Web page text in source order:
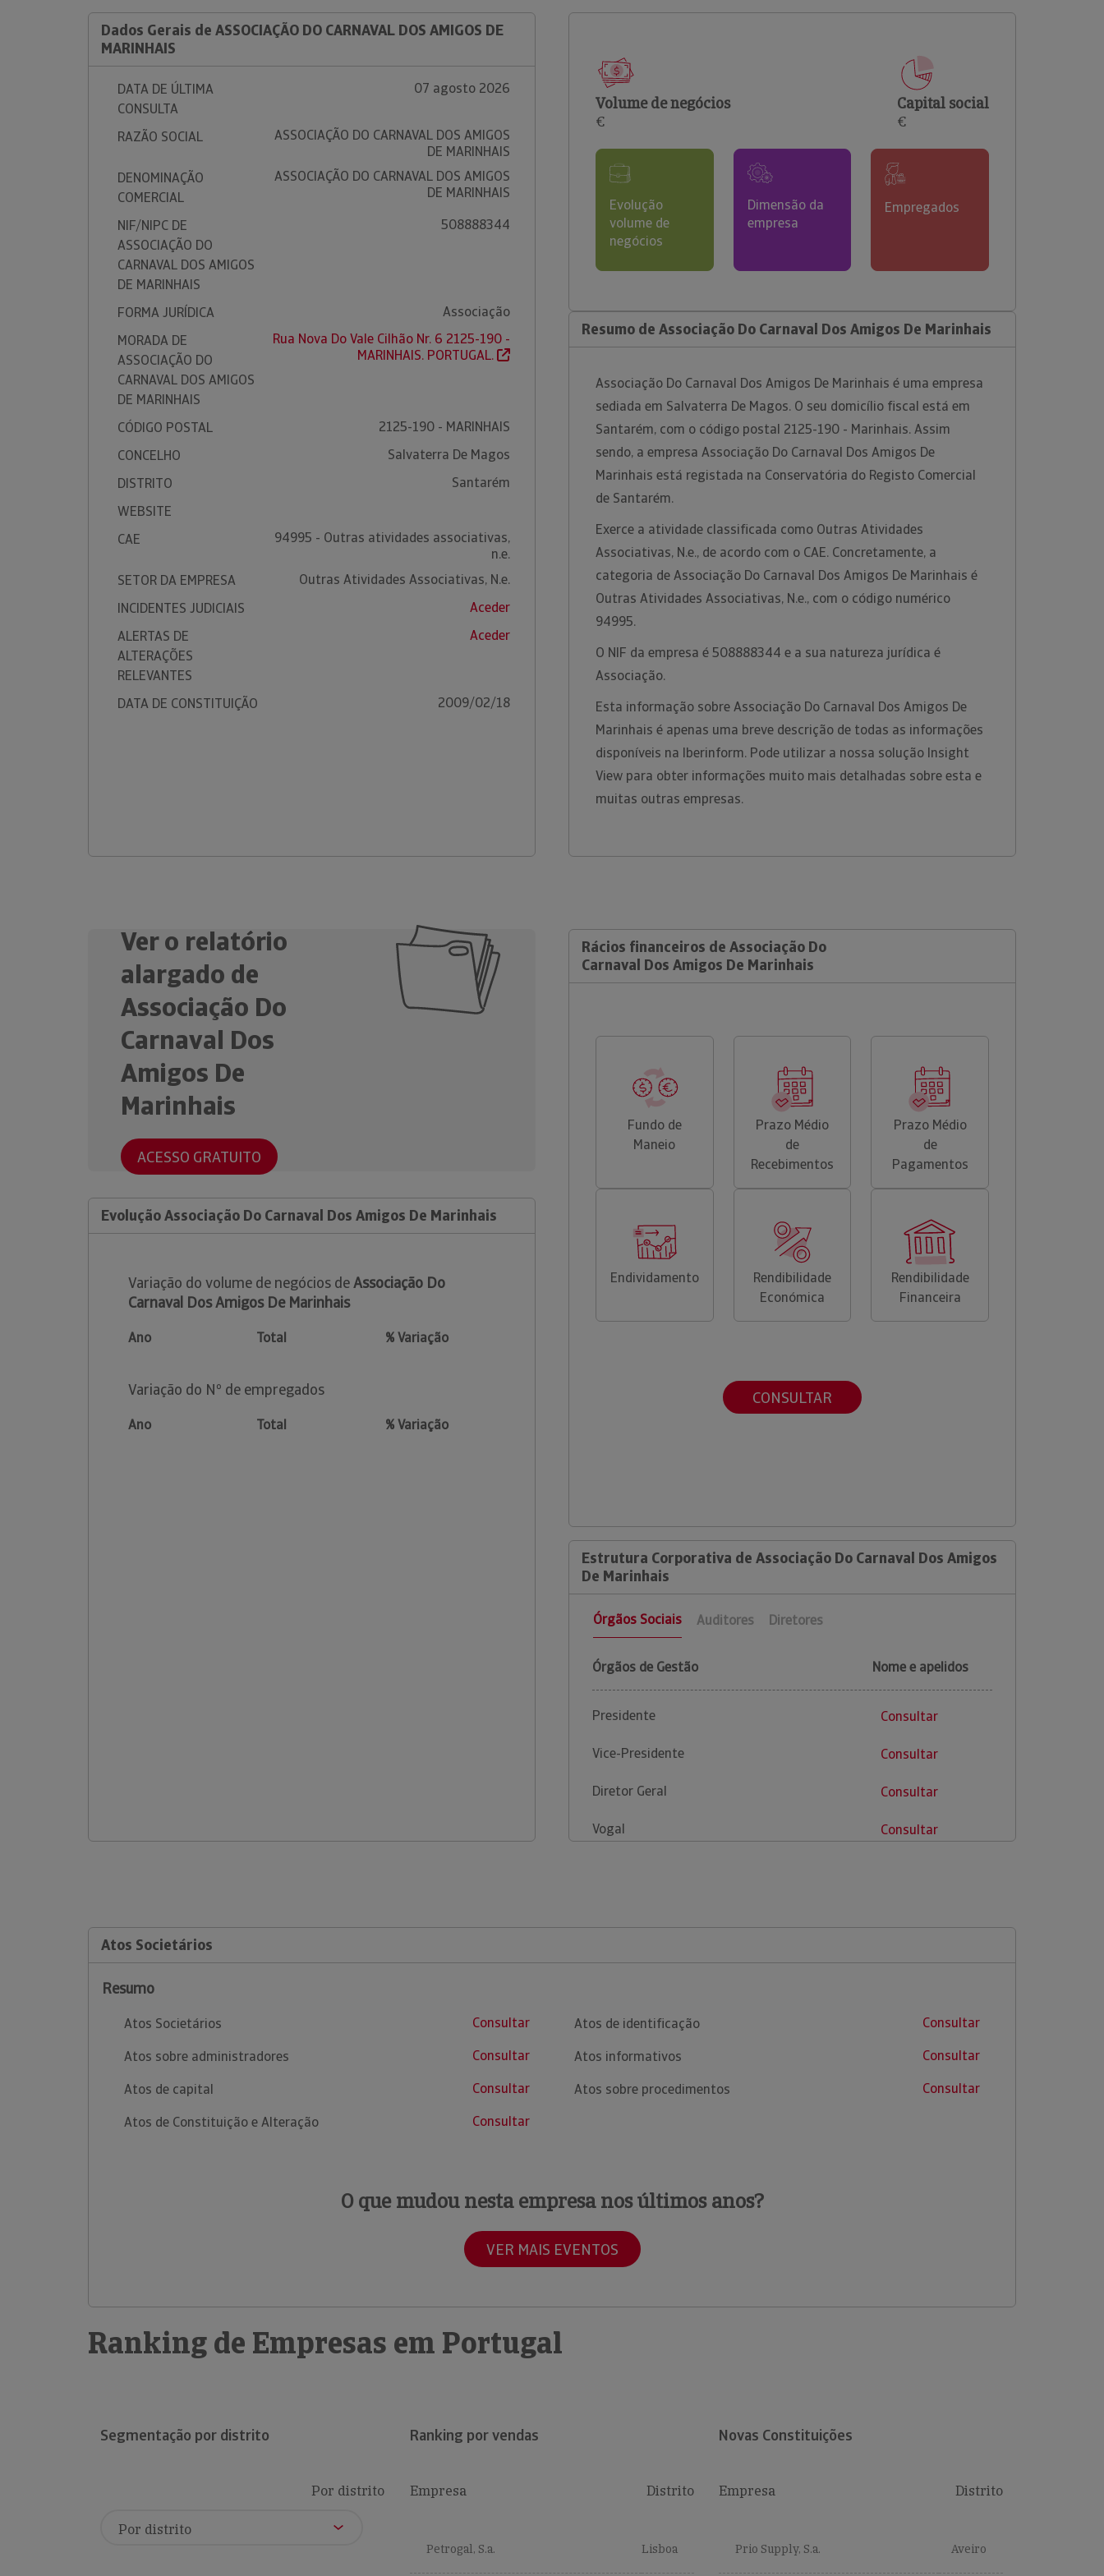
comerciais e analisar o risco de incumprimento dos
Dados Gerais de ASSOCIAÇÃO DO CARNAVAL DOS AMIGOS DE
MARINHAIS
DATA DE ÚLTIMA
CONSULTA
07 agosto 2026
RAZÃO SOCIAL
ASSOCIAÇÃO DO CARNAVAL DOS AMIGOS
DE MARINHAIS
DENOMINAÇÃO
COMERCIAL
ASSOCIAÇÃO DO CARNAVAL DOS AMIGOS
DE MARINHAIS
NIF/NIPC DE
ASSOCIAÇÃO DO
CARNAVAL DOS AMIGOS
DE MARINHAIS
508888344
FORMA JURÍDICA
Associação
MORADA DE
ASSOCIAÇÃO DO
CARNAVAL DOS AMIGOS
DE MARINHAIS
Rua Nova Do Vale Cilhão Nr. 6 2125-190 -
MARINHAIS. PORTUGAL.
CÓDIGO POSTAL
2125-190 - MARINHAIS
CONCELHO
Salvaterra De Magos
DISTRITO
Santarém
WEBSITE
CAE
94995 - Outras atividades associativas,
n.e.
SETOR DA EMPRESA
Outras Atividades Associativas, N.e.
INCIDENTES JUDICIAIS
Aceder
ALERTAS DE
ALTERAÇÕES
RELEVANTES
Aceder
DATA DE CONSTITUIÇÃO 2009/02/18
Volume de negócios
€
Capital social
€
Evolução
volume de
negócios
Dimensão da
empresa
Empregados
Resumo de Associação Do Carnaval Dos Amigos De Marinhais
Associação Do Carnaval Dos Amigos De Marinhais é uma empresa
sediada em Salvaterra De Magos. O seu domicílio fiscal está em
Santarém, com o código postal 2125-190 - Marinhais. Assim
sendo, a empresa Associação Do Carnaval Dos Amigos De
Marinhais está registada na Conservatória do Registo Comercial
de Santarém.
Exerce a atividade classificada como Outras Atividades
Associativas, N.e., de acordo com o CAE. Concretamente, a
categoria de Associação Do Carnaval Dos Amigos De Marinhais é
Outras Atividades Associativas, N.e., com o código numérico
94995.
O NIF da empresa é 508888344 e a sua natureza jurídica é
Associação.
Esta informação sobre Associação Do Carnaval Dos Amigos De
Marinhais é apenas uma breve descrição de todas as informações
disponíveis na Iberinform. Pode utilizar a nossa solução Insight
View para obter informações muito mais detalhadas sobre esta e
muitas outras empresas.
Ver o relatório
alargado de
Associação Do
Carnaval Dos
Amigos De
Marinhais
ACESSO GRATUITO
Evolução Associação Do Carnaval Dos Amigos De Marinhais
Variação do volume de negócios de Associação Do
Carnaval Dos Amigos De Marinhais
Ano Total % Variação
Variação do Nº de empregados
Ano Total % Variação
Rácios financeiros de Associação Do
Carnaval Dos Amigos De Marinhais
Fundo de
Maneio
Prazo Médio
de
Recebimentos
Prazo Médio
de
Pagamentos
Endividamento
Rendibilidade
Económica
Rendibilidade
Financeira
CONSULTAR
Estrutura Corporativa de Associação Do Carnaval Dos Amigos
De Marinhais
Órgãos Sociais Auditores Diretores
Órgãos de Gestão Nome e apelidos
Presidente Consultar
Vice-Presidente Consultar
Diretor Geral Consultar
Vogal Consultar
Atos Societários
Resumo
Atos Societários
Consultar
Atos sobre administradores
Consultar
Atos de capital
Consultar
Atos de Constituição e Alteração
Consultar
Atos de identificação
Consultar
Atos informativos
Consultar
Atos sobre procedimentos
Consultar
O que mudou nesta empresa nos últimos anos?
VER MAIS EVENTOS
Ranking de Empresas em Portugal
Segmentação por distrito
Por distrito
Ranking por vendas
Empresa Distrito
Petrogal, S.a. Lisboa
Novas Constituições
Empresa Distrito
Prio Supply, S.a. Aveiro